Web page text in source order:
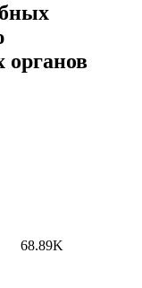
органов
68.89K